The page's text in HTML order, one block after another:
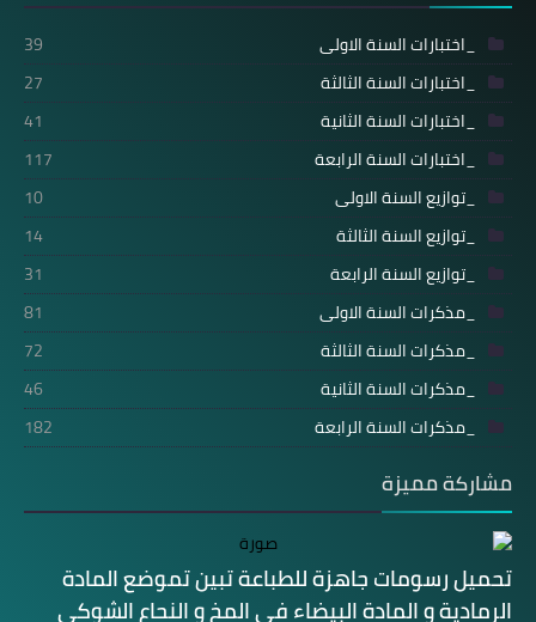
_اختبارات السنة الاولى
39
_اختبارات السنة الثالثة
27
_اختبارات السنة الثانية
41
_اختبارات السنة الرابعة
117
_توازيع السنة الاولى
10
_توازيع السنة الثالثة
14
_توازيع السنة الرابعة
31
_مذكرات السنة الاولى
81
_مذكرات السنة الثالثة
72
_مذكرات السنة الثانية
46
_مذكرات السنة الرابعة
182
مشاركة مميزة
تحميل رسومات جاهزة للطباعة تبين تموضع المادة
الرمادية و المادة البيضاء في المخ و النحاع الشوكي